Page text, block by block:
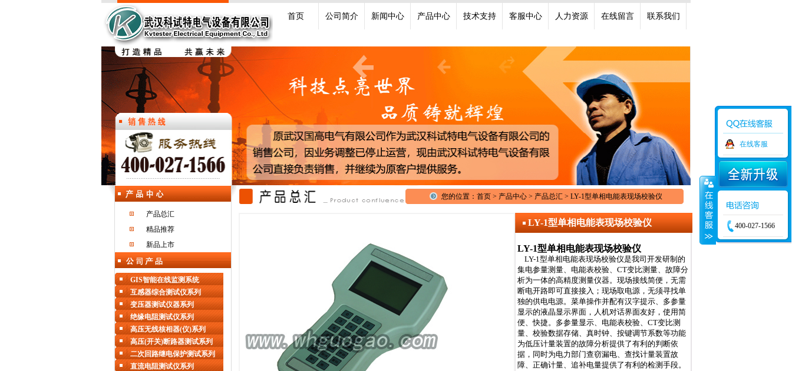
首页 公司简介 新闻中心 产品中心 技术支持 客服中心 人力资源 在线留言 联系我们
产品总汇
精品推荐
新品上市
您的位置：首页 > 产品中心 > 产品总汇 > LY-1型单相电能表现场校验仪
LY-1型单相电能表现场校验仪
LY-1型单相电能表现场校验仪
LY-1型单相电能表现场校验仪是我司开发研制的
集电参量测量、电能表校验、CT变比测量、故障分
析为一体的高精度测量仪器。现场接线简便，无需
断电开路即可直接接入；现场取电源，无须寻找单
独的供电电源。菜单操作并配有汉字提示、多参量
显示的液晶显示界面，人机对话界面友好，使用简
便、快捷。多参量显示、电能表校验、CT变比测
量、校验数据存储、真时钟、按键调节系数等功能
为低压计量装置的故障分析提供了有利的判断依
据，同时为电力部门查窃漏电、查找计量装置故
障、正确计量、追补电量提供了有利的检测手段。
GIS智能在线监测系统
互感器综合测试仪系列
变压器测试仪器系列
绝缘电阻测试仪系列
高压无线核相器(仪)系列
高压(开关)断路器测试系列
二次回路继电保护测试系列
直流电阻测试仪系列
在线客服
400-027-1566